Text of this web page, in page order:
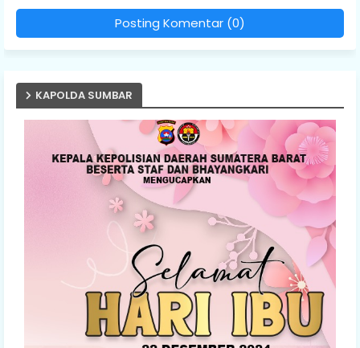
Posting Komentar (0)
KAPOLDA SUMBAR